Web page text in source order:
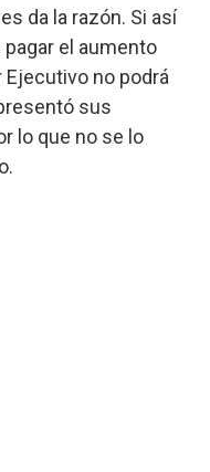
da la razón. Si así
el aumento
Ejecutivo no podrá
sus
lo que no se lo